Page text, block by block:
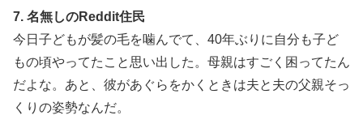
7. 名無しのReddit住民
今日子どもが髪の毛を噛んでて、40年ぶりに自分も子ど
もの頃やってたこと思い出した。母親はすごく困ってたん
だよな。あと、彼があぐらをかくときは夫と夫の父親そっ
くりの姿勢なんだ。